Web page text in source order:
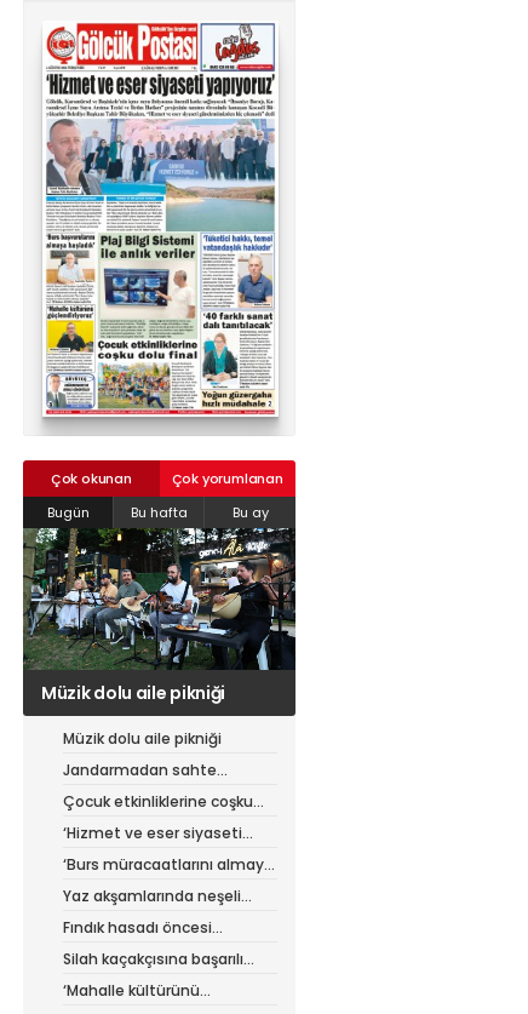
Çok okunan
Çok yorumlanan
Bugün
Bu hafta Bu ay
Jandarmadan sahte
çantacılara darbe
Müzik dolu aile pikniği
Jandarmadan sahte
çantacılara darbe
Çocuk etkinliklerine coşku
dolu final
‘Hizmet ve eser siyaseti
yapıyoruz’
‘Burs müracaatlarını almaya
başladık’
Yaz akşamlarında neşeli
etkinlikler
Fındık hasadı öncesi
üreticiye yol desteği
Silah kaçakçısına başarılı
operasyon
‘Mahalle kültürünü
02624132333
haber@golcukpostasi.com